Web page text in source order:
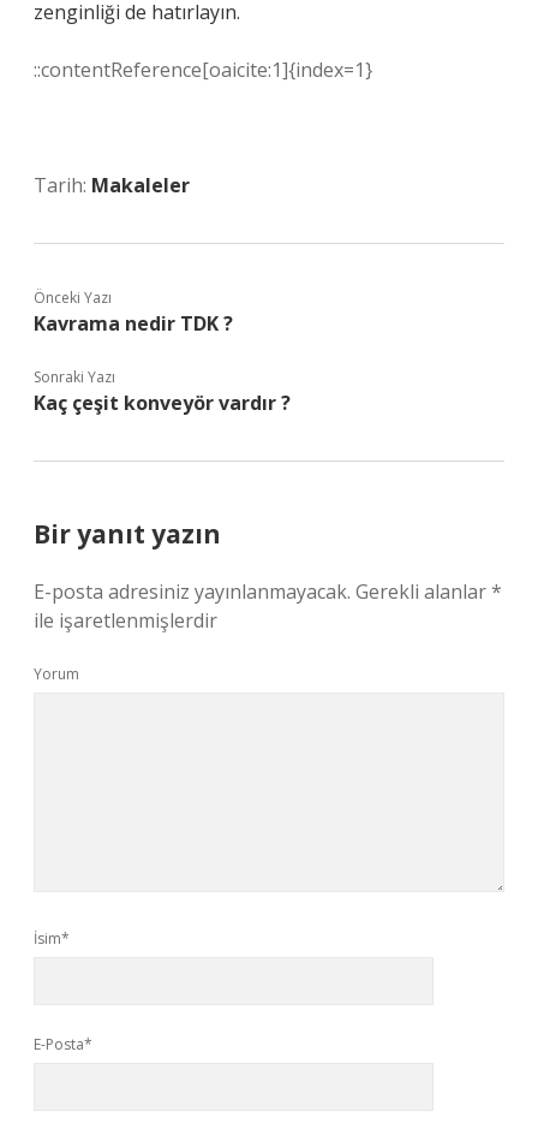
zenginliği de hatırlayın.
::contentReference[oaicite:1]{index=1}
Tarih: Makaleler
Önceki Yazı
Kavrama nedir TDK ?
Sonraki Yazı
Kaç çeşit konveyör vardır ?
Bir yanıt yazın
E-posta adresiniz yayınlanmayacak. Gerekli alanlar*
ile işaretlenmişlerdir
Yorum
İsim*
E-Posta*